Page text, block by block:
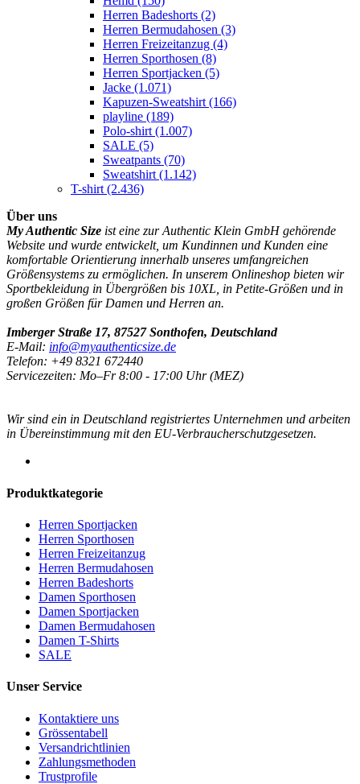
Herren Badeshorts (2)
Herren Bermudahosen (3)
Herren Freizeitanzug (4)
Herren Sporthosen (8)
Herren Sportjacken (5)
Jacke (1.071)
Kapuzen-Sweatshirt(166)
playline (189)
Polo-shirt(1.007)
SALE (5)
Sweatpants (70)
Sweatshirt(1.142)
T-shirt(2.436)
Über uns
My Authentic Size ist eine zur Authentic Klein GmbH gehörende
Website und wurde entwickelt, um Kundinnen und Kunden eine
komfortable Orientierung innerhalb unseres umfangreichen
Größensystems zu ermöglichen. In unserem Onlineshop bieten wir
Sportbekleidung in Übergrößen bis 10XL, in Petite-Größen und in
großen Größen für Damen und Herren an.
Imberger Straße 17, 87527 Sonthofen, Deutschland
E-Mail: info@myauthenticsize.de
Telefon: +49 8321 672440
Servicezeiten: Mo–Fr 8:00 - 17:00 Uhr (MEZ)
Wir sind ein in Deutschland registriertes Unternehmen und arbeiten
in Übereinstimmung mit den EU-Verbraucherschutzgesetzen.
Produktkategorie
Herren Sportjacken
Herren Sporthosen
Herren Freizeitanzug
Herren Bermudahosen
Herren Badeshorts
Damen Sporthosen
Damen Sportjacken
Damen Bermudahosen
Damen T-Shirts
SALE
Unser Service
Kontaktiere uns
Grössentabell
Versandrichtlinien
Zahlungsmethoden
Trustprofile